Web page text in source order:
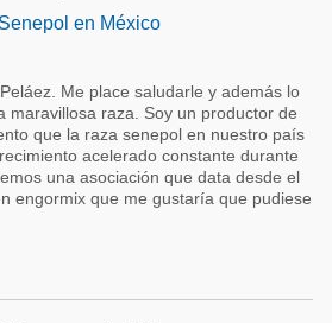
en México
Me place saludarle y además lo
maravillosa raza. Soy un productor de
que la raza senepol en nuestro país
acelerado constante durante
una asociación que data desde el
engormix que me gustaría que pudiese